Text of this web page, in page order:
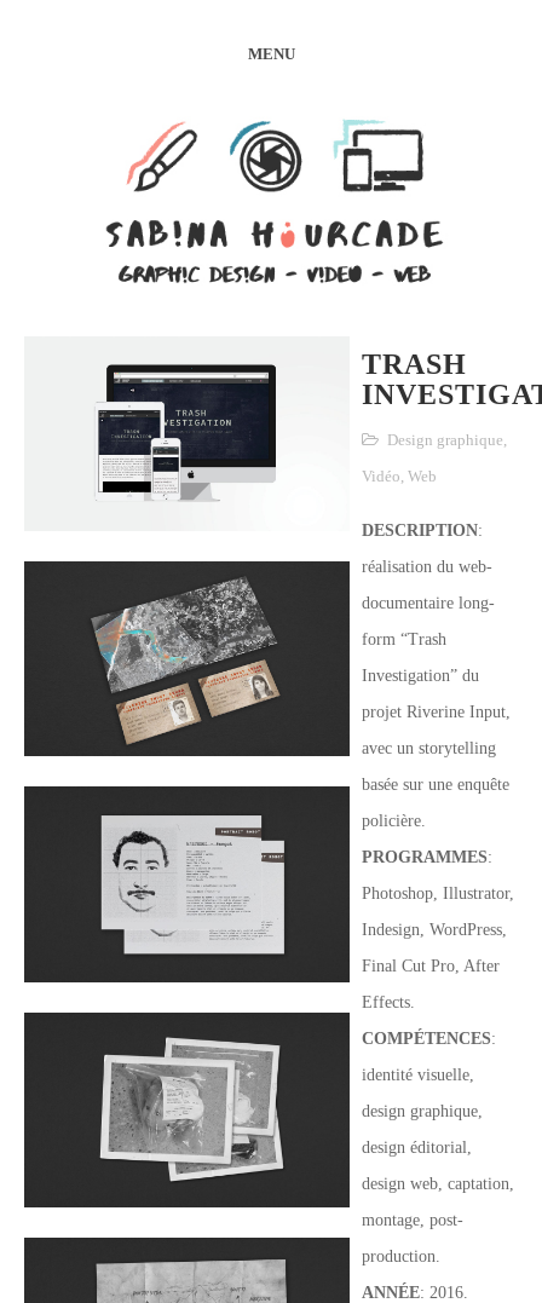
MENU
TRASH
Design graphique,
Vidéo, Web
DESCRIPTION:
réalisation du web-
documentaire long-
form “Trash
Investigation” du
projet Riverine Input,
avec un storytelling
basée sur une enquête
policière.
PROGRAMMES:
Photoshop, Illustrator,
Indesign, WordPress,
Final Cut Pro, After
Effects.
COMPÉTENCES:
identité visuelle,
design graphique,
design éditorial,
design web, captation,
montage, post-
production.
ANNÉE: 2016.